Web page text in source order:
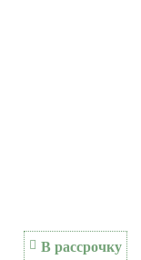
В рассрочку